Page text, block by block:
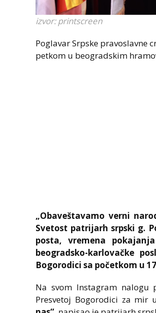
izvor: printscreen
Poglavar Srpske pravoslavne
petkom u beogradskim
„Obaveštavamo verni
Svetost patrijarh srpski g.
posta, vremena
beogradsko-karlovačke
Bogorodici sa početkom u
Na svom Instagram nalogu
Presvetoj Bogorodici za mir